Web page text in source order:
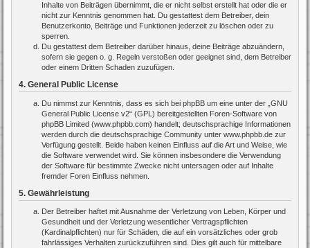
Inhalte von Beiträgen übernimmt, die er nicht selbst erstellt hat oder die er
nicht zur Kenntnis genommen hat. Du gestattest dem Betreiber, dein
Benutzerkonto, Beiträge und Funktionen jederzeit zu löschen oder zu
sperren.
Du gestattest dem Betreiber darüber hinaus, deine Beiträge abzuändern,
sofern sie gegen o. g. Regeln verstoßen oder geeignet sind, dem Betreiber
oder einem Dritten Schaden zuzufügen.
4. General Public License
Du nimmst zur Kenntnis, dass es sich bei phpBB um eine unter der „ GNU
General Public License v2“ (GPL) bereitgestellten Foren-Software von
phpBB Limited (www.phpbb.com) handelt; deutschsprachige Informationen
werden durch die deutschsprachige Community unter www.phpbb.de zur
Verfügung gestellt. Beide haben keinen Einfluss auf die Art und Weise, wie
die Software verwendet wird. Sie können insbesondere die Verwendung
der Software für bestimmte Zwecke nicht untersagen oder auf Inhalte
fremder Foren Einfluss nehmen.
5. Gewährleistung
Der Betreiber haftet mit Ausnahme der Verletzung von Leben, Körper und
Gesundheit und der Verletzung wesentlicher Vertragspflichten
(Kardinalpflichten) nur für Schäden, die auf ein vorsätzliches oder grob
fahrlässiges Verhalten zurückzuführen sind. Dies gilt auch für mittelbare